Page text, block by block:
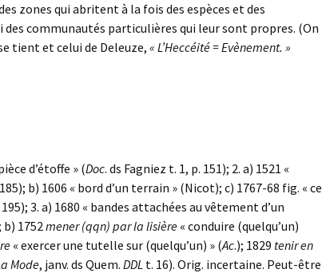
zones qui abritent à la fois des espèces et des
communautés particulières qui leur sont propres. (On
tient et celui de Deleuze, « L’Heccéité = Evènement. »
d’étoffe » (Doc. ds Fagniez t. 1, p. 151); 2. a) 1521 «
b) 1606 « bord d’un terrain » (Nicot); c) 1767-68 fig. « ce
195); 3. a) 1680 « bandes attachées au vêtement d’un
1752mener (qqn) par la lisière « conduire (quelqu’un)
« exercer une tutelle sur (quelqu’un) » (Ac.); 1829 tenir en
Mode, janv. ds Quem. DDL t. 16). Orig. incertaine. Peut-être